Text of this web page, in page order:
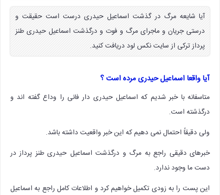
آیا شایعه مرگ در گذشت اسماعیل حیدری درست است حقیقت و
درستی جریان و ماجرای مرگ و فوت و درگذشت اسماعیل حیدری طنز
پرداز ترکی از سایت نکس لود دریافت کنید.
آیا واقعا اسماعیل حیدری مرده است ؟
متاسفانه با خبر شدیم که اسماعیل حیدری دار فانی را وداع گفته اند و
درگذشته است.
ولی دقیقاً احتمال نمی دهیم که این خبر واقعیت داشته باشد.
خبرهای دقیقی راجع به مرگ و درگذشت اسماعیل حیدری طنز پرداز در
دست ما وجود ندارد.
این پست را به زودی تکمیل خواهیم کرد و اطلاعات کامل راجع به اسماعیل